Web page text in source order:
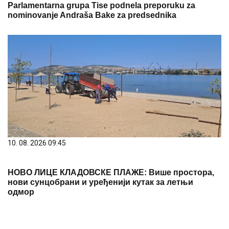
Parlamentarna grupa Tise podnela preporuku za
nominovanje Andraša Bake za predsednika
10. 08. 2026 09:45
НОВО ЛИЦЕ КЛАДОВСКЕ ПЛАЖЕ: Више простора,
нови сунцобрани и уређенији кутак за летњи
одмор